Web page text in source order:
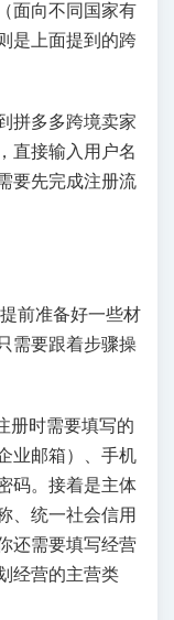
面向不同国家有
是上面提到的跨
拼多多跨境卖家
直接输入用户名
要先完成注册流
前准备好一些材
需要跟着步骤操
册时需要填写的
业邮箱）、手机
码。接着是主体
、统一社会信用
还需要填写经营
经营的主营类